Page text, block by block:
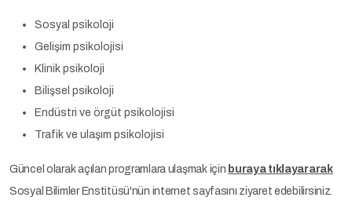
Sosyal psikoloji
Gelişim psikolojisi
Klinik psikoloji
Bilişsel psikoloji
Endüstri ve örgüt psikolojisi
Trafik ve ulaşım psikolojisi
Güncel olarak açılan programlara ulaşmak için buraya tıklayararak
Sosyal Bilimler Enstitüsü'nün internet sayfasını ziyaret edebilirsiniz.